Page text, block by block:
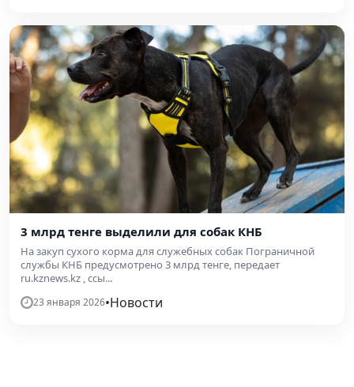
3 млрд тенге выделили для собак КНБ
На закуп сухого корма для служебных собак Пограничной
службы КНБ предусмотрено 3 млрд тенге, передает
ru.kznews.kz , ссы...
23 января 2026•Новости